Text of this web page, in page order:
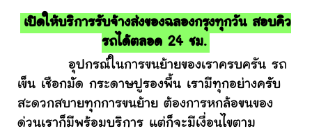
เปิดให้บริการรับจ้างส่งของฉลองกรุงทุกวัน สอบคิว
รถได้ตลอด 24 ชม.
อุปกรณ์ในการขนย้ายของเราครบครัน รถ
เข็น เชือกมัด กระดาษปูรองพื้น เรามีทุกอย่างครับ
สะดวกสบายทุกการขนย้าย ต้องการหกล้อขนของ
ด่วนเราก็มีพร้อมบริการ แต่ก็จะมีเงื่อนไขตาม